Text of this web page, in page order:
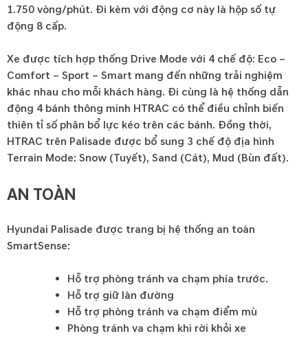
1.750 vòng/phút. Đi kèm với động cơ này là hộp số tự
động 8 cấp.
Xe được tích hợp thống Drive Mode với 4 chế độ: Eco –
Comfort – Sport – Smart mang đến những trải nghiệm
khác nhau cho mỗi khách hàng. Đi cùng là hệ thống dẫn
động 4 bánh thông minh HTRAC có thể điều chỉnh biến
thiên tỉ số phân bổ lực kéo trên các bánh. Đồng thời,
HTRAC trên Palisade được bổ sung 3 chế độ địa hình
Terrain Mode: Snow (Tuyết), Sand (Cát), Mud (Bùn đất).
AN TOÀN
Hyundai Palisade được trang bị hệ thống an toàn
SmartSense:
Hỗ trợ phòng tránh va chạm phía trước.
Hỗ trợ giữ làn đường
Hỗ trợ phòng tránh va chạm điểm mù
Phòng tránh va chạm khi rời khỏi xe